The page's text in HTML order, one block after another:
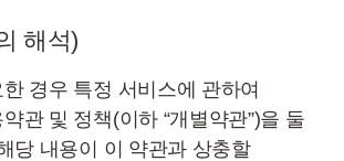
해석)
경우 특정 서비스에 관하여
관 및 정책(이하 “개별약관”)을 둘
당 내용이 이 약관과 상충할